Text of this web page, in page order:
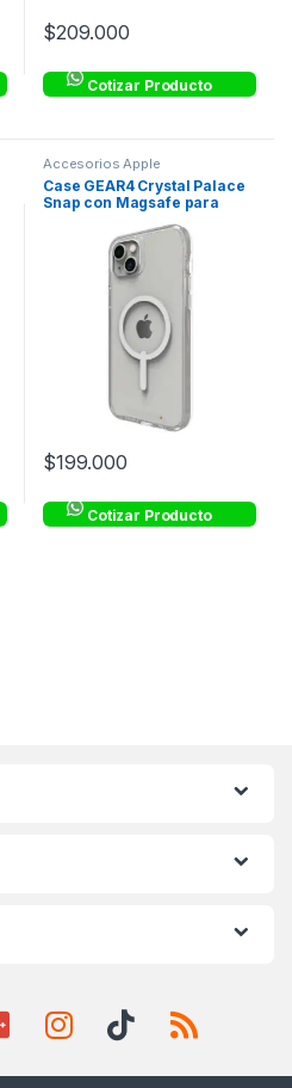
$209.000
Cotizar Producto
Accesorios Apple
Case GEAR4 Crystal Palace
Snap con Magsafe para
Transparente
$199.000
Cotizar Producto